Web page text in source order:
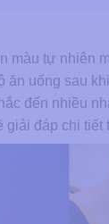
tự nhiên
uống sau
đến nhiều
giải đáp chi